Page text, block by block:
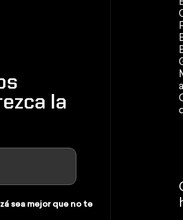
la
sea mejor que no te